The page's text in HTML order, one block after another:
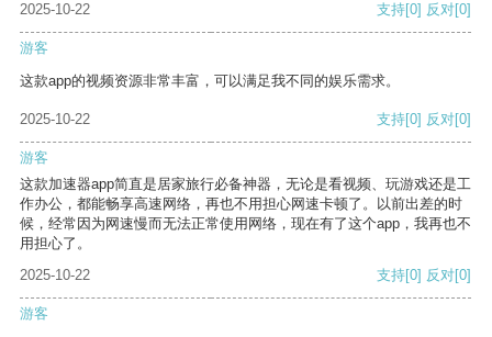
2025-10-22
支持[0] 反对[0]
游客
这款app的视频资源非常丰富，可以满足我不同的娱乐需求。
2025-10-22 支持[0] 反对[0]
游客
这款加速器app简直是居家旅行必备神器，无论是看视频、玩游戏还是工
作办公，都能畅享高速网络，再也不用担心网速卡顿了。以前出差的时
候，经常因为网速慢而无法正常使用网络，现在有了这个app，我再也不
用担心了。
2025-10-22
支持[0] 反对[0]
游客